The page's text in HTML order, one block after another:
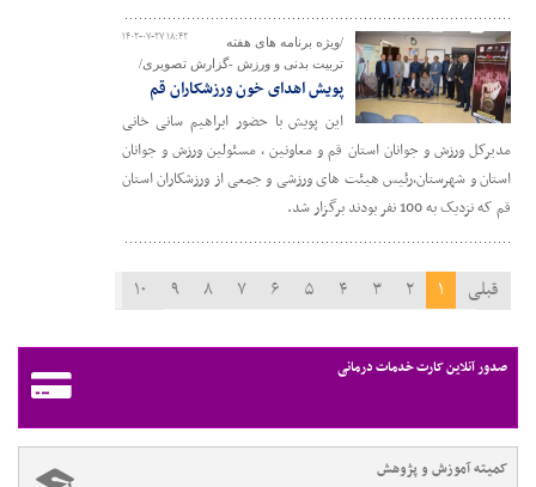
۱۴۰۲-۰۷-۲۷ ۱۸:۴۲
/ویژه برنامه های هفته
تربیت بدنی و ورزش -گزارش تصویری/
پویش اهدای خون ورزشکاران قم
این پویش با حضور ابراهیم سانی خانی
مدیرکل ورزش و جوانان استان قم و معاونین ، مسئولین ورزش و جوانان
استان و شهرستان،رئیس هیئت های ورزشی و جمعی از ورزشکاران استان
قم که نزدیک به 100 نفر بودند برگزار شد.
قبلی ۱ ۲ ۳ ۴ ۵ ۶ ۷ ۸ ۹
۱۰
صدور آنلاین کارت خدمات درمانی
کمیته آموزش و پژوهش